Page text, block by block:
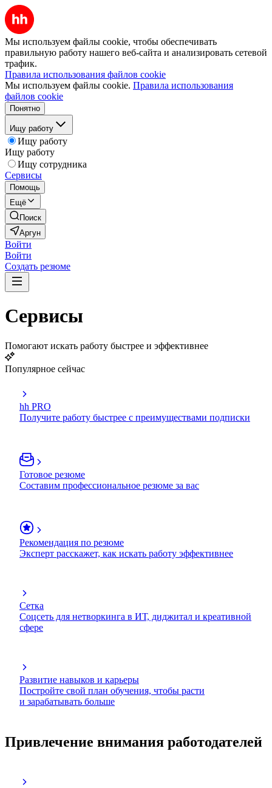
Мы используем файлы cookie, чтобы обеспечивать
правильную работу нашего веб-сайта и анализировать сетевой
трафик.
Правила использования файлов cookie
Мы используем файлы cookie. Правила использования
файлов cookie
Понятно
Ищу работу
Ищу работу
Ищу работу
Ищу сотрудника
Сервисы
Помощь
Ещё
Поиск
Аргун
Войти
Войти
Создать резюме
Сервисы
Помогают искать работу быстрее и эффективнее
Популярное сейчас
hh PRO
Получите работу быстрее с преимуществами подписки
Готовое резюме
Составим профессиональное резюме за вас
Рекомендация по резюме
Эксперт расскажет, как искать работу эффективнее
Сетка
Соцсеть для нетворкинга в ИТ, диджитал и креативной
сфере
Развитие навыков и карьеры
Постройте свой план обучения, чтобы расти
и зарабатывать больше
Привлечение внимания работодателей